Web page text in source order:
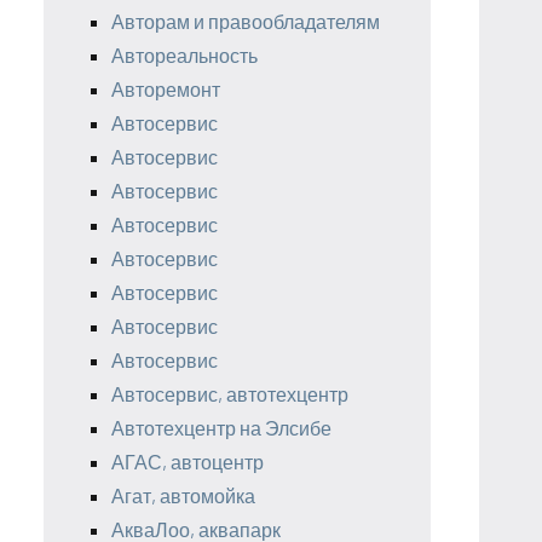
Авторам и правообладателям
Автореальность
Авторемонт
Автосервис
Автосервис
Автосервис
Автосервис
Автосервис
Автосервис
Автосервис
Автосервис
Автосервис, автотехцентр
Автотехцентр на Элсибе
АГАС, автоцентр
Агат, автомойка
АкваЛоо, аквапарк